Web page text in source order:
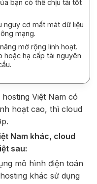
bạn có thể chịu tải tốt
nguy cơ mất mát dữ liệu
mạng.
mở rộng linh hoạt.
hoặc hạ cấp tài nguyên
Việt Nam có
hoạt cao, thì cloud
Nam khác, cloud
sau:
mô hình điện toán
khác sử dụng